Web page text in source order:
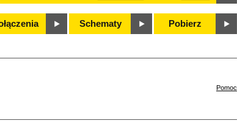
Schematy Pobierz
Pomoc